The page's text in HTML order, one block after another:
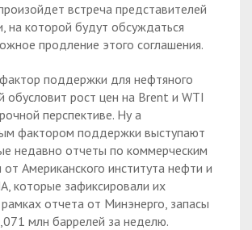
встреча представителей
на которой будут обсуждаться
продление этого соглашения.
поддержки для нефтяного
обусловит рост цен на Brent и WTI
перспективе. Ну а
фактором поддержки выступают
недавно отчеты по коммерческим
Американского института нефти и
которые зафиксировали их
отчета от Минэнерго, запасы
млн баррелей за неделю.